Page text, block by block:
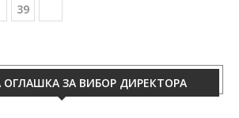
39
ОГЛАШКА ЗА ВИБОР ДИРЕКТОРА